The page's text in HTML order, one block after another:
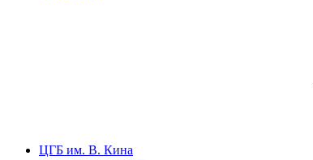
ЦГБ им. В. Кина